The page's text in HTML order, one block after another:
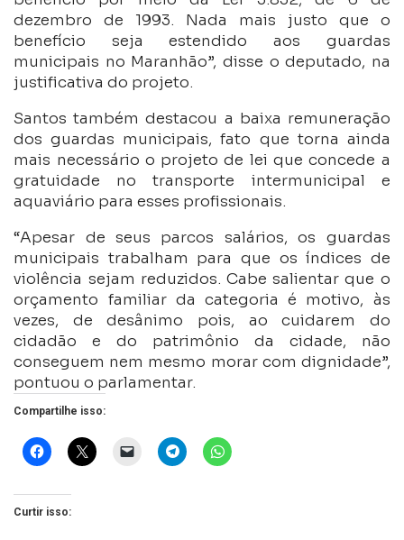
dezembro de 1993. Nada mais justo que o
benefício seja estendido aos guardas
municipais no Maranhão”, disse o deputado, na
justificativa do projeto.
Santos também destacou a baixa remuneração
dos guardas municipais, fato que torna ainda
mais necessário o projeto de lei que concede a
gratuidade no transporte intermunicipal e
aquaviário para esses profissionais.
“Apesar de seus parcos salários, os guardas
municipais trabalham para que os índices de
violência sejam reduzidos. Cabe salientar que o
orçamento familiar da categoria é motivo, às
vezes, de desânimo pois, ao cuidarem do
cidadão e do patrimônio da cidade, não
conseguem nem mesmo morar com dignidade”,
pontuou o parlamentar.
Compartilhe isso:
Curtir isso: